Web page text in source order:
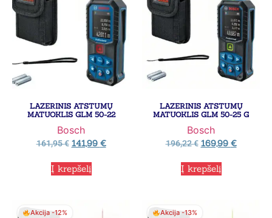
LAZERINIS ATSTUMŲ
MATUOKLIS GLM 50-22
Bosch
161,95€ 141,99 €
Į krepšelį
LAZERINIS ATSTUMŲ
MATUOKLIS GLM 50-25 G
Bosch
196,22€ 169,99 €
Į krepšelį
Akcija -12%
Akcija -13%